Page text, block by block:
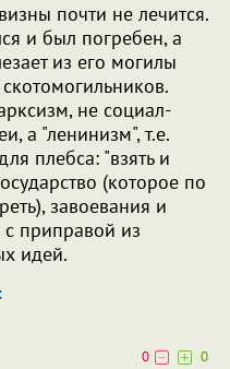
почти не лечится.
и был погребен, а
из его могилы
не социал-
а "ленинизм", т.е.
плебса: "взять и
(которое по
завоевания и
приправой из
идей.
0
0